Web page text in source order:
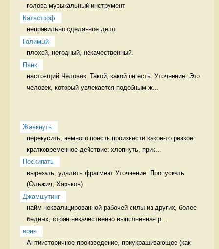
голова музыкальный инструмент
Катастроф
неправильно сделанное дело
Голимый
плохой, негодный, некачественный.
Панк
настоящий Человек. Такой, какой он есть. Уточнение: Это
человек, который увлекается подобным ж...
Жавкнуть
перекусить, немного поесть произвести какое-то резкое
кратковременное действие: хлопнуть, прик...
Поскипать
вырезать, удалить фрагмент Уточнение: Пропускать
Джамшутинг
найм неквалицированной рабочей силы из других, более
бедных, стран некачественно выполненная р...
ерня
Антиисторичное произведение, приукрашивающее (как